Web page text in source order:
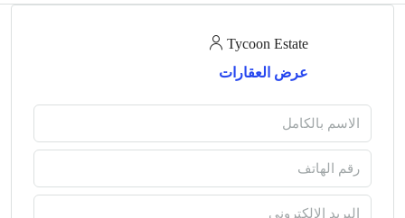
Tycoon Estate
عرض العقارات